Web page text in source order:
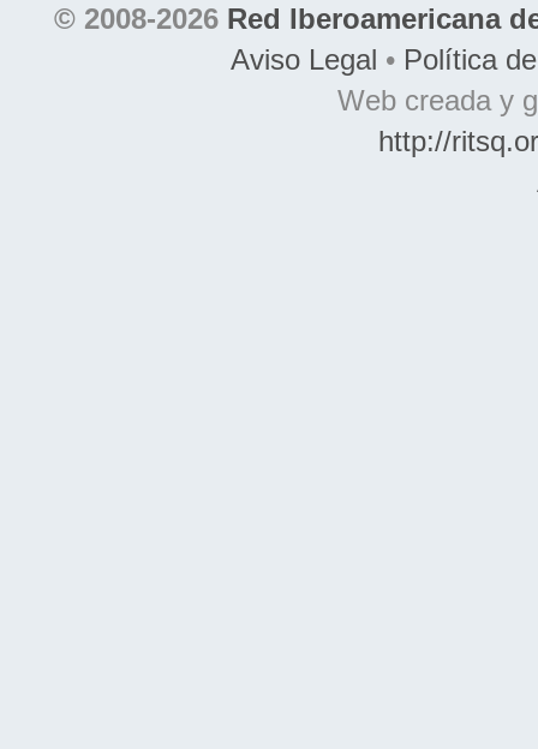
© 2008-2026 Red Iberoamericana
Aviso Legal • Política
Web creada y
http://